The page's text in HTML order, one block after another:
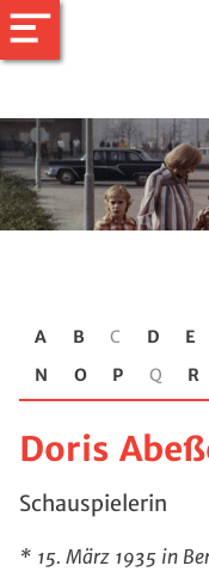
A B C D E
N
O P Q R
Doris
Schauspielerin
* 15. März 1935 in